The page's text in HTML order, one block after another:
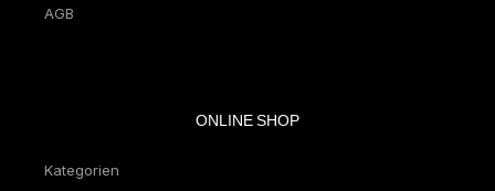
AGB
ONLINE SHOP
Kategorien